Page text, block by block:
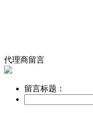
代理商留言
留言标题：